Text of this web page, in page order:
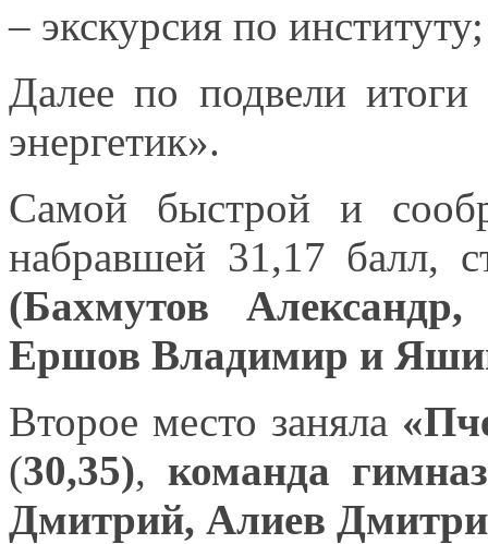
– экскурсия по институту;
Далее по подвели
энергетик».
Самой быстройи
набравшей 31,17 балл,
(Бахмутов
Ершов Владимир и
Второе место заняла
(30,35), команда
Дмитрий, Алиев